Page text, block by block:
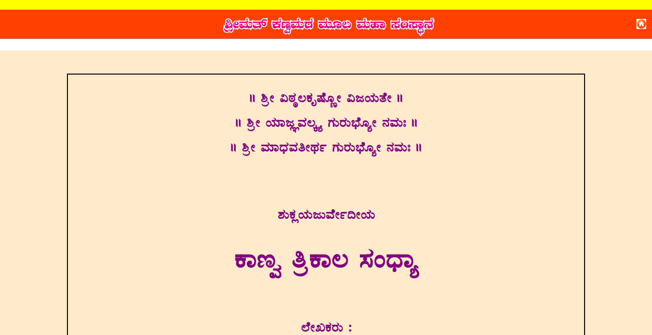
|| ²æÃ «oÀ×®PÀÈµÉÆÚÃ «dAiÀÄvÉÃ ||
|| ²æÃ AiÀiÁdÕªÀ®Ìöå UÀÄgÀÄ¨sÉÆåÃ £ÀªÀÄB ||
|| ²æÃ ªÀiÁzsÀªÀwÃxÀð UÀÄgÀÄ¨sÉÆåÃ £ÀªÀÄB ||
±ÀÄPÀèAiÀÄdÄªÉÃð¢ÃAiÀÄ
PÁté wæPÁ® ¸ÀAzsÁå
¯ÉÃRPÀgÀÄ :